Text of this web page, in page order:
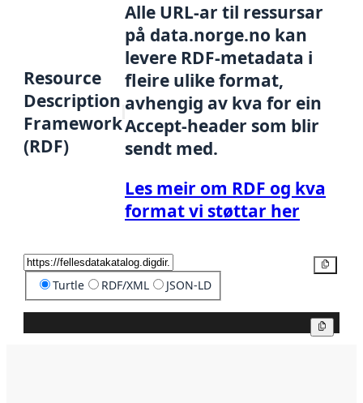
Resource
Description
Framework
(RDF)
Alle URL-ar til ressursar
på data.norge.no kan
levere RDF-metadata i
fleire ulike format,
avhengig av kva for ein
Accept-header som blir
sendt med.
Les meir om RDF og kva
format vi støttar her
Turtle RDF/XML JSON-LD